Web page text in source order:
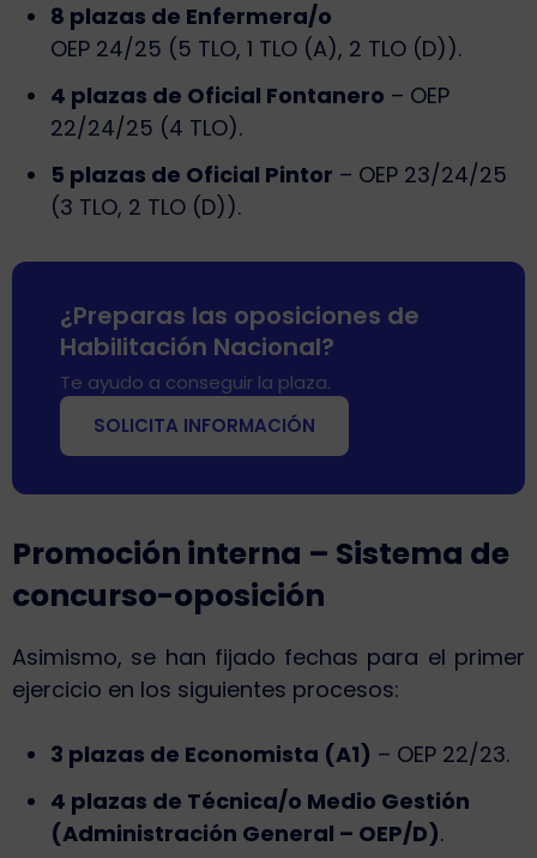
8 plazas de Enfermera/o
OEP 24/25 (5 TLO, 1 TLO (A), 2 TLO (D)).
4 plazas de Oficial Fontanero – OEP
22/24/25 (4 TLO).
5 plazas de Oficial Pintor – OEP 23/24/25
(3 TLO, 2 TLO (D)).
¿Preparas las oposiciones de
Habilitación Nacional?
Te ayudo a conseguir la plaza.
SOLICITA INFORMACIÓN
Promoción interna – Sistema de
concurso-oposición
Asimismo, se han fijado fechas para el primer
ejercicio en los siguientes procesos:
3 plazas de Economista (A1) – OEP 22/23.
4 plazas de Técnica/o Medio Gestión
(Administración General – OEP/D).